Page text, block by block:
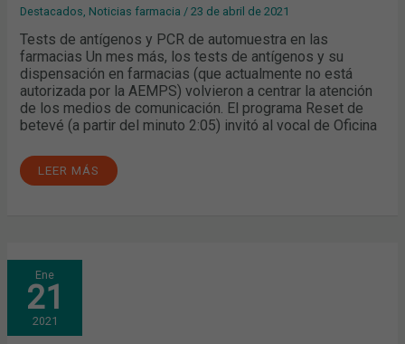
Destacados Noticias farmacia /23 de abril de 2021
Tests de antígenos y PCR de automuestra en las
farmacias Un mes más, los tests de antígenos y su
dispensación en farmacias (que actualmente no está
autorizada por la AEMPS) volvieron a centrar la atención
de los medios de comunicación. El programa Reset de
betevé (a partir del minuto 2:05) invitó al vocal de Oficina
MEDIOS
LEER MÁS
Ene
21
2021
DICIEMBRE:
EL
PROGRAMA
PILOTO
DE
CRIBADO
CON